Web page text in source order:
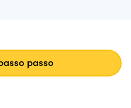
passo